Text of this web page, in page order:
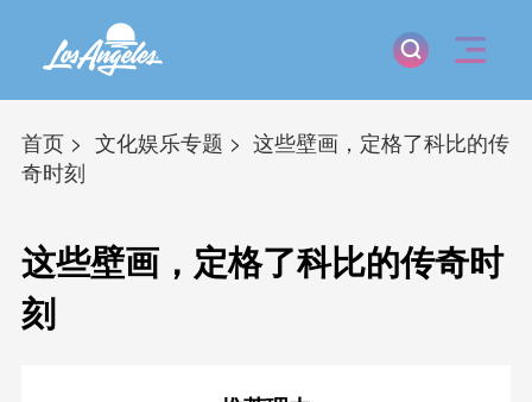
首页 文化娱乐专题
这些壁画，定格了科比的传
奇时刻
这些壁画，定格了科比的传奇时
刻